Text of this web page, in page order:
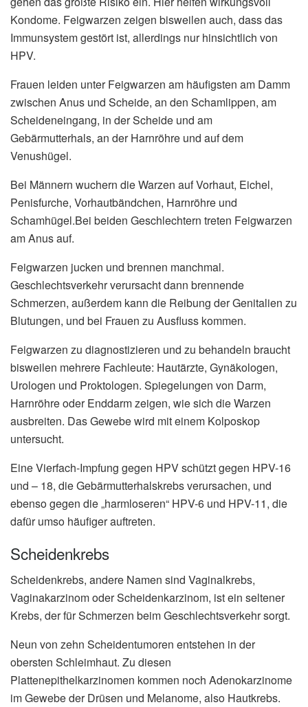
Kondome. Feigwarzen zeigen bisweilen auch, dass das
Immunsystem gestört ist, allerdings nur hinsichtlich von
HPV.
Frauen leiden unter Feigwarzen am häufigsten am Damm
zwischen Anus und Scheide, an den Schamlippen, am
Scheideneingang, in der Scheide und am
Gebärmutterhals, an der Harnröhre und auf dem
Venushügel.
Bei Männern wuchern die Warzen auf Vorhaut, Eichel,
Penisfurche, Vorhautbändchen, Harnröhre und
Schamhügel.Bei beiden Geschlechtern treten Feigwarzen
am Anus auf.
Feigwarzen jucken und brennen manchmal.
Geschlechtsverkehr verursacht dann brennende
Schmerzen, außerdem kann die Reibung der Genitalien zu
Blutungen, und bei Frauen zu Ausfluss kommen.
Feigwarzen zu diagnostizieren und zu behandeln braucht
bisweilen mehrere Fachleute: Hautärzte, Gynäkologen,
Urologen und Proktologen. Spiegelungen von Darm,
Harnröhre oder Enddarm zeigen, wie sich die Warzen
ausbreiten. Das Gewebe wird mit einem Kolposkop
untersucht.
Eine Vierfach-Impfung gegen HPV schützt gegen HPV-16
und – 18, die Gebärmutterhalskrebs verursachen, und
ebenso gegen die „harmloseren“ HPV-6 und HPV-11, die
dafür umso häufiger auftreten.
Scheidenkrebs
Scheidenkrebs, andere Namen sind Vaginalkrebs,
Vaginakarzinom oder Scheidenkarzinom, ist ein seltener
Krebs, der für Schmerzen beim Geschlechtsverkehr sorgt.
Neun von zehn Scheidentumoren entstehen in der
obersten Schleimhaut. Zu diesen
Plattenepithelkarzinomen kommen noch Adenokarzinome
im Gewebe der Drüsen und Melanome, also Hautkrebs.